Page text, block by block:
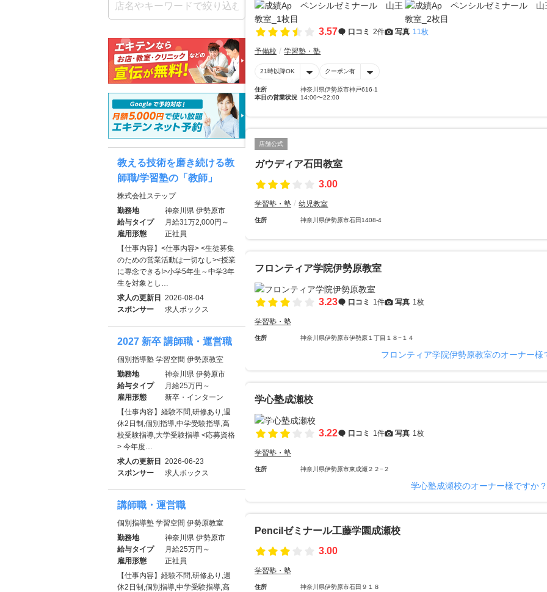
3.57 口コミ 2件 写真 11枚
予備校 学習塾・塾
21時以降OK クーポン有
住所
神奈川県伊勢原市神戸616-1
本日の営業状況 14:00〜22:00
店舗公式
ガウディア石田教室
3.00
学習塾・塾 幼児教室
住所 神奈川県伊勢原市石田1408-4
フロンティア学院伊勢原教室
3.23 口コミ 1件 写真 1枚
学習塾・塾
住所 神奈川県伊勢原市伊勢原１丁目１８−１４
フロンティア学院伊勢原教室のオーナー様
学心塾成瀬校
3.22 口コミ 1件 写真 1枚
学習塾・塾
住所 神奈川県伊勢原市東成瀬２２−２
学心塾成瀬校のオーナー様ですか？
Pencilゼミナール工藤学園成瀬校
3.00
学習塾・塾
住所 神奈川県伊勢原市石田９１８
教える技術を磨き続ける教
師職/学習塾の「教師」
株式会社ステップ
勤務地
神奈川県 伊勢原市
給与タイプ
月給31万2,000円～
雇用形態
正社員
【仕事内容】<仕事内容> <生徒募集
のための営業活動は一切なし><授業
に専念できる!>小学5年生～中学3年
生を対象とし…
求人の更新日 2026-08-04
スポンサー
求人ボックス
2027 新卒 講師職・運営職
個別指導塾 学習空間 伊勢原教室
勤務地
神奈川県 伊勢原市
給与タイプ
月給25万円～
雇用形態
新卒・インターン
【仕事内容】経験不問,研修あり,週
休2日制,個別指導,中学受験指導,高
校受験指導,大学受験指導 <応募資格
> 今年度…
求人の更新日 2026-06-23
スポンサー
求人ボックス
講師職・運営職
個別指導塾 学習空間 伊勢原教室
勤務地
神奈川県 伊勢原市
給与タイプ
月給25万円～
雇用形態
正社員
【仕事内容】経験不問,研修あり,週
休2日制,個別指導,中学受験指導,高